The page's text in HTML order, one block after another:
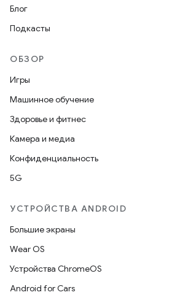
Блог
Подкасты
ОБЗОР
Игры
Машинное обучение
Здоровье и фитнес
Камера и медиа
Конфиденциальность
5G
УСТРОЙСТВА ANDROID
Большие экраны
Wear OS
Устройства ChromeOS
Android for Cars